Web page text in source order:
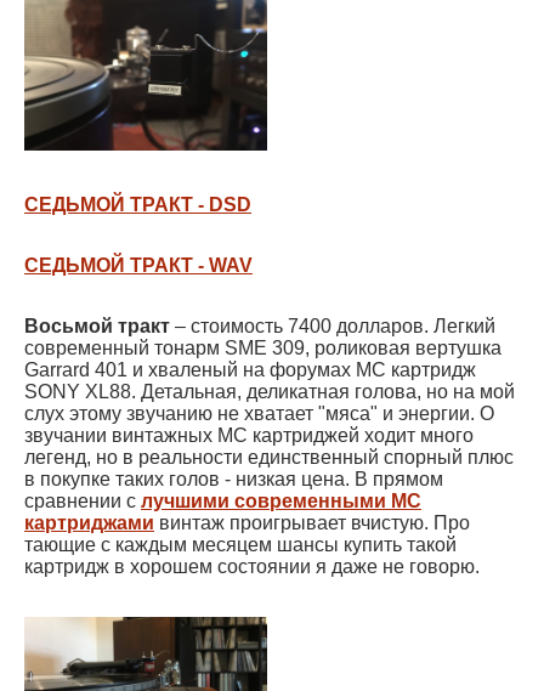
СЕДЬМОЙ ТРАКТ - DSD
СЕДЬМОЙ ТРАКТ - WAV
Восьмой тракт – стоимость 7400 долларов. Легкий
современный тонарм SME 309, роликовая вертушка
Garrard 401 и хваленый на форумах МС картридж
SONY XL88. Детальная, деликатная голова, но на мой
слух этому звучанию не хватает "мяса" и энергии. О
звучании винтажных МС картриджей ходит много
легенд, но в реальности единственный спорный плюс
в покупке таких голов - низкая цена. В прямом
сравнении с лучшими современными МС
картриджами винтаж проигрывает вчистую. Про
тающие с каждым месяцем шансы купить такой
картридж в хорошем состоянии я даже не говорю.